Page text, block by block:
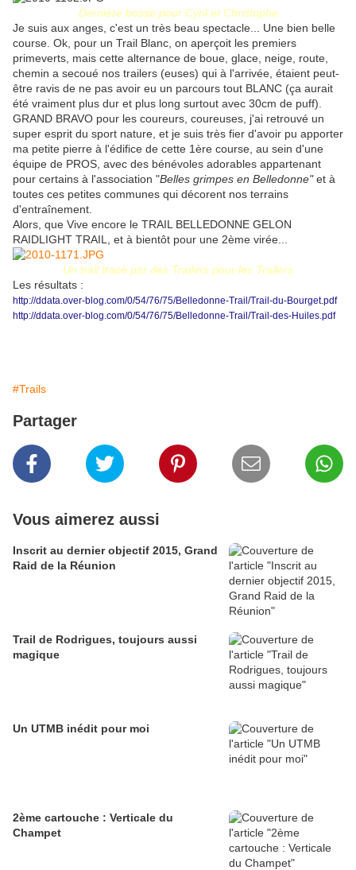
Dernière bosse pour Cyril et Christophe
Je suis aux anges, c'est un très beau spectacle... Une bien belle
course. Ok, pour un Trail Blanc, on aperçoit les premiers
primeverts, mais cette alternance de boue, glace, neige, route,
chemin a secoué nos trailers (euses) qui à l'arrivée, étaient peut-
être ravis de ne pas avoir eu un parcours tout BLANC (ça aurait
été vraiment plus dur et plus long surtout avec 30cm de puff).
GRAND BRAVO pour les coureurs, coureuses, j'ai retrouvé un
super esprit du sport nature, et je suis très fier d'avoir pu apporter
ma petite pierre à l'édifice de cette 1ère course, au sein d'une
équipe de PROS, avec des bénévoles adorables appartenant
pour certains à l'association "Belles grimpes en Belledonne"et à
toutes ces petites communes qui décorent nos terrains
d'entraînement.
Alors, que Vive encore le TRAIL BELLEDONNE GELON
RAIDLIGHT TRAIL, et à bientôt pour une 2ème virée...
Un trail tracé par des Trailers pour les Trailers
Les résultats :
http://ddata.over-blog.com/0/54/76/75/Belledonne-Trail/Trail-du-Bourget.pdf
http://ddata.over-blog.com/0/54/76/75/Belledonne-Trail/Trail-des-Huiles.pdf
#Trails
Partager
Vous aimerez aussi
Inscrit au dernier objectif 2015, Grand
Raid de la Réunion
Trail de Rodrigues, toujours aussi
magique
Un UTMB inédit pour moi
2ème cartouche : Verticale du
Champet